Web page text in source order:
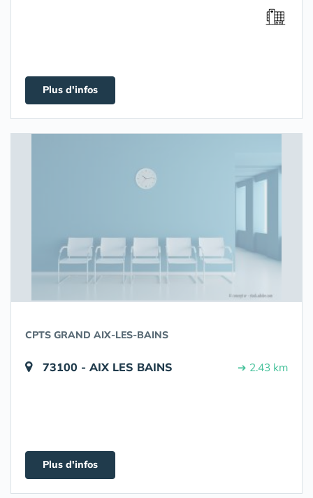
Plus d'infos
CPTS GRAND AIX-LES-BAINS
73100 - AIX LES BAINS ➔ 2.43 km
Plus d'infos